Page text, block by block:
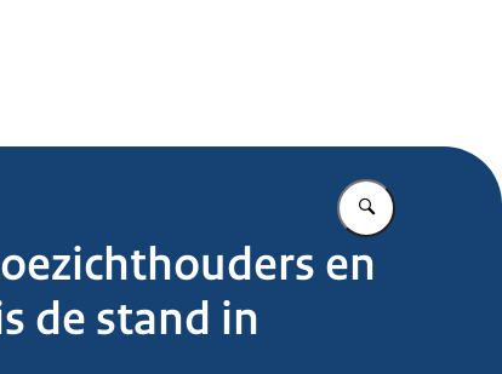
Vul in wat u
en
de stand in